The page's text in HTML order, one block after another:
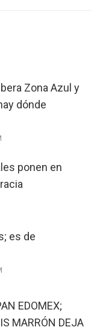
Zona Azul y
dónde
ponen en
es de
EDOMEX;
MARRÓN DEJA